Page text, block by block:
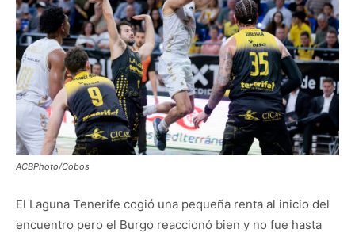
ACBPhoto/Cobos
El Laguna Tenerife cogió una pequeña renta al inicio del
encuentro pero el Burgo reaccionó bien y no fue hasta